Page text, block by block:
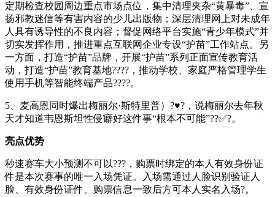
定期检查校园周边重点市场点位，集中清理夹杂“黄暴毒”、宣
扬邪教迷信等有害内容的少儿出版物；深层清理网上对未成年
人具有诱导性的不良内容；督促网络平台实施“青少年模式”并
切实发挥作用，推进重点互联网企业专设“护苗”工作站点。另
一方面，打造“护苗”品牌，开展“护苗”系列正面宣传教育活
动，打造“护苗”教育基地????，推动学校、家庭严格管理学生
使用手机等智能终端产品????。
5、麦高恩同时爆出梅丽尔·斯特里普）?♥?，说梅丽尔去年秋
天才知道韦恩斯坦性侵癖好这件事“根本不可能”??✅?。
亮点优势
秒速赛车大小预测不可以???，购票时绑定的本人有效身份证
件是本次赛事的唯一入场凭证。入场需通过人脸识别验证人
脸、有效身份证件、购票信息一致后方可本人实名入场?。